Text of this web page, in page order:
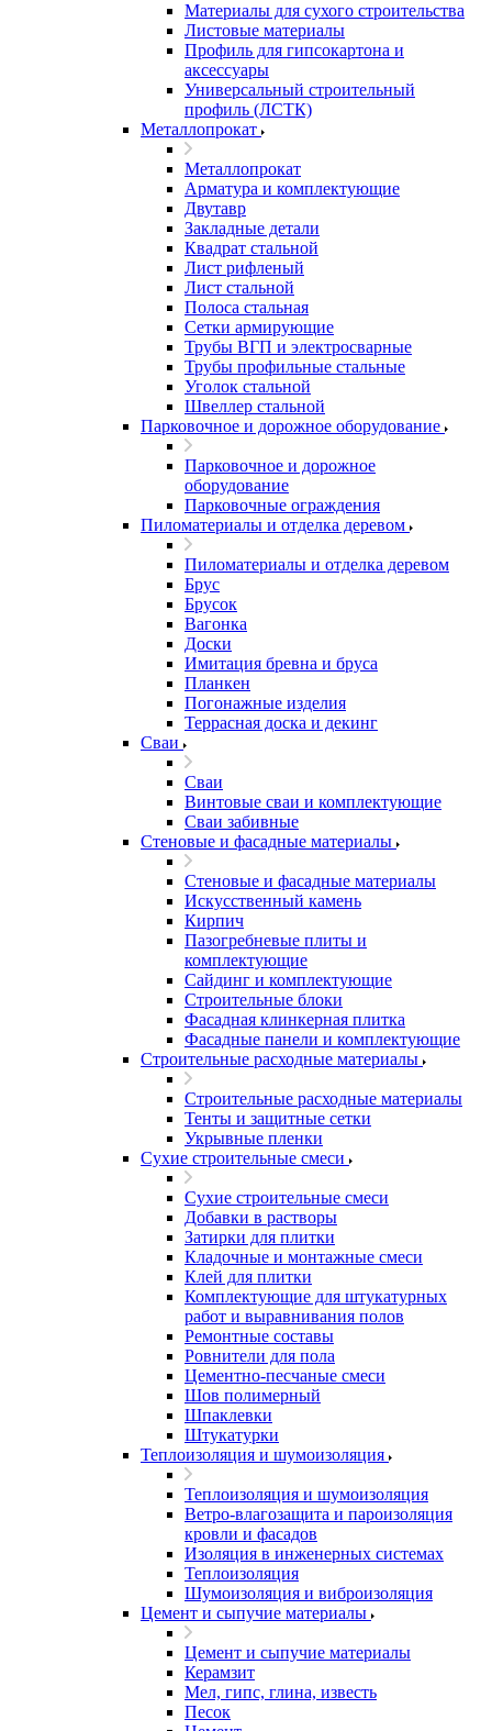
Материалы для сухого строительства
Листовые материалы
Профиль для гипсокартона и
аксессуары
Универсальный строительный
профиль (ЛСТК)
Металлопрокат
Металлопрокат
Арматура и комплектующие
Двутавр
Закладные детали
Квадрат стальной
Лист рифленый
Лист стальной
Полоса стальная
Сетки армирующие
Трубы ВГП и электросварные
Трубы профильные стальные
Уголок стальной
Швеллер стальной
Парковочное и дорожное оборудование
Парковочное и дорожное
оборудование
Парковочные ограждения
Пиломатериалы и отделка деревом
Пиломатериалы и отделка деревом
Брус
Брусок
Вагонка
Доски
Имитация бревна и бруса
Планкен
Погонажные изделия
Террасная доска и декинг
Сваи
Сваи
Винтовые сваи и комплектующие
Сваи забивные
Стеновые и фасадные материалы
Стеновые и фасадные материалы
Искусственный камень
Кирпич
Пазогребневые плиты и
комплектующие
Сайдинг и комплектующие
Строительные блоки
Фасадная клинкерная плитка
Фасадные панели и комплектующие
Строительные расходные материалы
Строительные расходные материалы
Тенты и защитные сетки
Укрывные пленки
Сухие строительные смеси
Сухие строительные смеси
Добавки в растворы
Затирки для плитки
Кладочные и монтажные смеси
Клей для плитки
Комплектующие для штукатурных
работ и выравнивания полов
Ремонтные составы
Ровнители для пола
Цементно-песчаные смеси
Шов полимерный
Шпаклевки
Штукатурки
Теплоизоляция и шумоизоляция
Теплоизоляция и шумоизоляция
Ветро-влагозащита и пароизоляция
кровли и фасадов
Изоляция в инженерных системах
Теплоизоляция
Шумоизоляция и виброизоляция
Цемент и сыпучие материалы
Цемент и сыпучие материалы
Керамзит
Мел, гипс, глина, известь
Песок